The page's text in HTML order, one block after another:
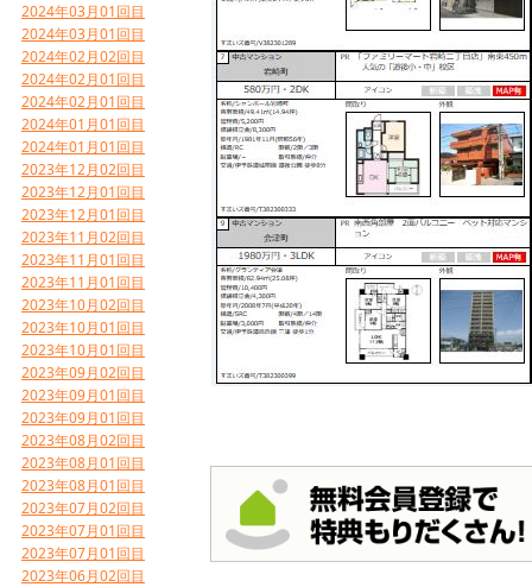
2024年03月01回目
2024年03月01回目
2024年02月02回目
2024年02月01回目
2024年02月01回目
2024年01月01回目
2024年01月01回目
2023年12月02回目
2023年12月01回目
2023年12月01回目
2023年11月02回目
2023年11月01回目
2023年11月01回目
2023年10月02回目
2023年10月01回目
2023年10月01回目
2023年09月02回目
2023年09月01回目
2023年09月01回目
2023年08月02回目
2023年08月01回目
2023年08月01回目
2023年07月02回目
2023年07月01回目
2023年07月01回目
2023年06月02回目